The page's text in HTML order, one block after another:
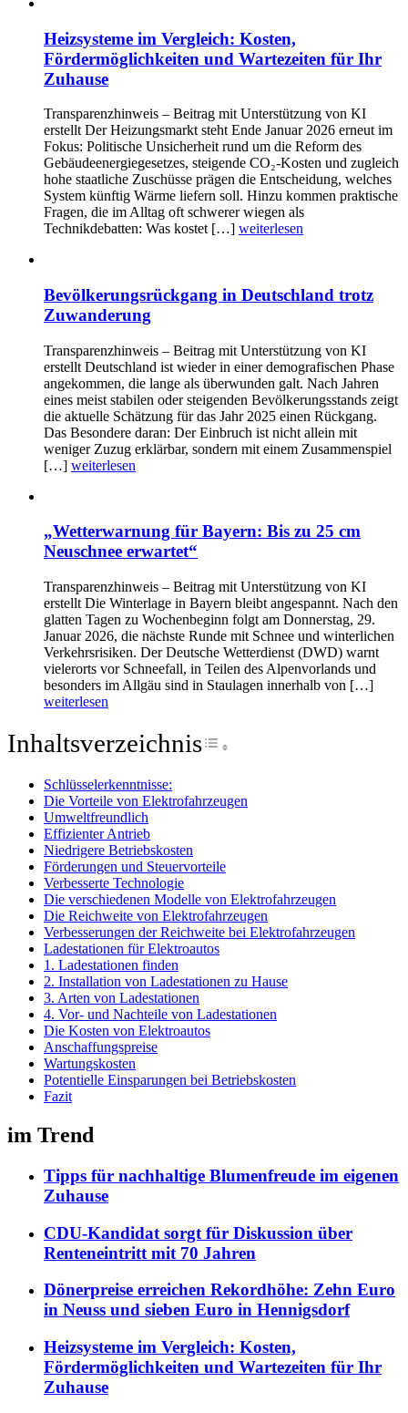
Heizsysteme im Vergleich: Kosten,
Fördermöglichkeiten und Wartezeiten für Ihr
Zuhause
Transparenzhinweis – Beitrag mit Unterstützung von KI
erstellt Der Heizungsmarkt steht Ende Januar 2026 erneut im
Fokus: Politische Unsicherheit rund um die Reform des
Gebäudeenergiegesetzes, steigende CO₂-Kosten und zugleich
hohe staatliche Zuschüsse prägen die Entscheidung, welches
System künftig Wärme liefern soll. Hinzu kommen praktische
Fragen, die im Alltag oft schwerer wiegen als
Technikdebatten: Was kostet […] weiterlesen
Bevölkerungsrückgang in Deutschland trotz
Zuwanderung
Transparenzhinweis – Beitrag mit Unterstützung von KI
erstellt Deutschland ist wieder in einer demografischen Phase
angekommen, die lange als überwunden galt. Nach Jahren
eines meist stabilen oder steigenden Bevölkerungsstands zeigt
die aktuelle Schätzung für das Jahr 2025 einen Rückgang.
Das Besondere daran: Der Einbruch ist nicht allein mit
weniger Zuzug erklärbar, sondern mit einem Zusammenspiel
[…] weiterlesen
„Wetterwarnung für Bayern: Bis zu 25 cm
Neuschnee erwartet“
Transparenzhinweis – Beitrag mit Unterstützung von KI
erstellt Die Winterlage in Bayern bleibt angespannt. Nach den
glatten Tagen zu Wochenbeginn folgt am Donnerstag, 29.
Januar 2026, die nächste Runde mit Schnee und winterlichen
Verkehrsrisiken. Der Deutsche Wetterdienst (DWD) warnt
vielerorts vor Schneefall, in Teilen des Alpenvorlands und
besonders im Allgäu sind in Staulagen innerhalb von […]
weiterlesen
InhaltsverzeichnisToggle Table of
Schlüsselerkenntnisse:
Die Vorteile von Elektrofahrzeugen
Umweltfreundlich
Effizienter Antrieb
Niedrigere Betriebskosten
Förderungen und Steuervorteile
Verbesserte Technologie
Die verschiedenen Modelle von Elektrofahrzeugen
Die Reichweite von Elektrofahrzeugen
Verbesserungen der Reichweite bei Elektrofahrzeugen
Ladestationen für Elektroautos
1. Ladestationen finden
2. Installation von Ladestationen zu Hause
3. Arten von Ladestationen
4. Vor- und Nachteile von Ladestationen
Die Kosten von Elektroautos
Anschaffungspreise
Wartungskosten
Potentielle Einsparungen bei Betriebskosten
Fazit
im Trend
Tipps für nachhaltige Blumenfreude im eigenen
Zuhause
CDU-Kandidat sorgt für Diskussion über
Renteneintritt mit 70 Jahren
Dönerpreise erreichen Rekordhöhe: Zehn Euro
in Neuss und sieben Euro in Hennigsdorf
Heizsysteme im Vergleich: Kosten,
Fördermöglichkeiten und Wartezeiten für Ihr
Zuhause